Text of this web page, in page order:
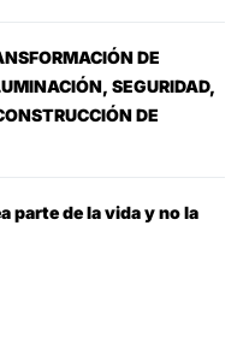
DE
SEGURIDAD,
DE
parte de la vida y no la